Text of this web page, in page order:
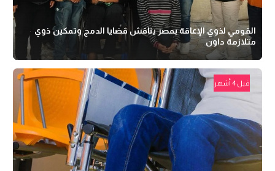
القومي لذوي الإعاقة بمصر يناقش قضايا الدمج وتمكين ذوي
متلازمة داون
قبل 4 أشهر